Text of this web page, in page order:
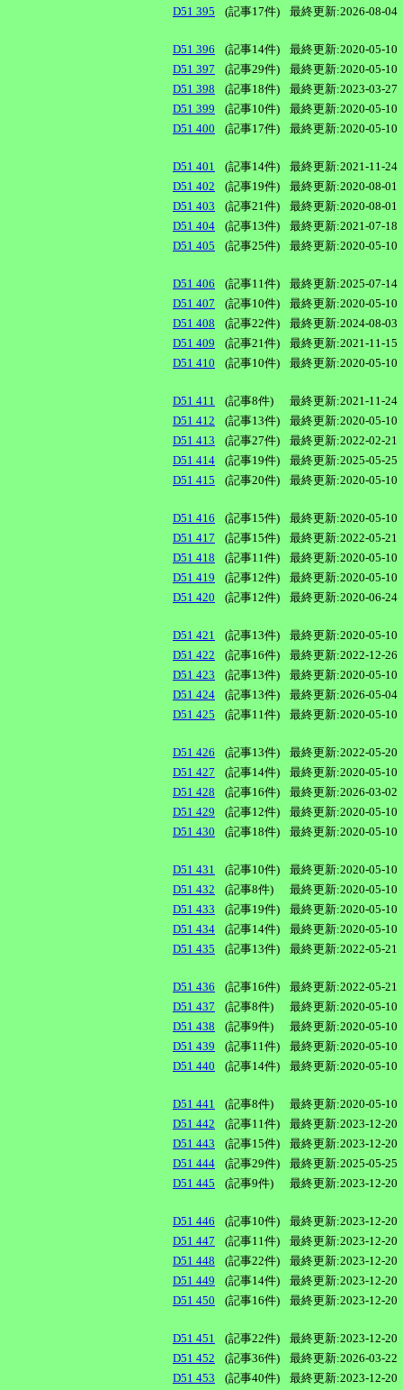
D51 395 (記事17件) 最終更新:2026-08-04
D51 396 (記事14件)
最終更新:2020-05-10
D51 397
(記事29件)
最終更新:2020-05-10
D51 398
(記事18件)
最終更新:2023-03-27
D51 399
(記事10件)
最終更新:2020-05-10
D51 400
(記事17件) 最終更新:2020-05-10
D51 401 (記事14件)
最終更新:2021-11-24
D51 402
(記事19件)
最終更新:2020-08-01
D51 403
(記事21件)
最終更新:2020-08-01
D51 404
(記事13件)
最終更新:2021-07-18
D51 405
(記事25件) 最終更新:2020-05-10
D51 406 (記事11件)
最終更新:2025-07-14
D51 407
(記事10件)
最終更新:2020-05-10
D51 408
(記事22件)
最終更新:2024-08-03
D51 409
(記事21件)
最終更新:2021-11-15
D51 410
(記事10件) 最終更新:2020-05-10
D51 411 (記事8件)
最終更新:2021-11-24
D51 412
(記事13件)
最終更新:2020-05-10
D51 413
(記事27件)
最終更新:2022-02-21
D51 414
(記事19件)
最終更新:2025-05-25
D51 415
(記事20件) 最終更新:2020-05-10
D51 416 (記事15件)
最終更新:2020-05-10
D51 417
(記事15件)
最終更新:2022-05-21
D51 418
(記事11件)
最終更新:2020-05-10
D51 419
(記事12件)
最終更新:2020-05-10
D51 420
(記事12件) 最終更新:2020-06-24
D51 421 (記事13件)
最終更新:2020-05-10
D51 422
(記事16件)
最終更新:2022-12-26
D51 423
(記事13件)
最終更新:2020-05-10
D51 424
(記事13件)
最終更新:2026-05-04
D51 425
(記事11件) 最終更新:2020-05-10
D51 426 (記事13件)
最終更新:2022-05-20
D51 427
(記事14件)
最終更新:2020-05-10
D51 428
(記事16件)
最終更新:2026-03-02
D51 429
(記事12件)
最終更新:2020-05-10
D51 430
(記事18件) 最終更新:2020-05-10
D51 431 (記事10件)
最終更新:2020-05-10
D51 432
(記事8件)
最終更新:2020-05-10
D51 433
(記事19件)
最終更新:2020-05-10
D51 434
(記事14件)
最終更新:2020-05-10
D51 435
(記事13件) 最終更新:2022-05-21
D51 436 (記事16件)
最終更新:2022-05-21
D51 437
(記事8件)
最終更新:2020-05-10
D51 438
(記事9件)
最終更新:2020-05-10
D51 439
(記事11件)
最終更新:2020-05-10
D51 440
(記事14件) 最終更新:2020-05-10
D51 441 (記事8件)
最終更新:2020-05-10
D51 442
(記事11件)
最終更新:2023-12-20
D51 443
(記事15件)
最終更新:2023-12-20
D51 444
(記事29件)
最終更新:2025-05-25
D51 445
(記事9件) 最終更新:2023-12-20
D51 446 (記事10件)
最終更新:2023-12-20
D51 447
(記事11件)
最終更新:2023-12-20
D51 448
(記事22件)
最終更新:2023-12-20
D51 449
(記事14件)
最終更新:2023-12-20
D51 450
(記事16件) 最終更新:2023-12-20
D51 451 (記事22件)
最終更新:2023-12-20
D51 452
(記事36件)
最終更新:2026-03-22
D51 453
(記事40件)
最終更新:2023-12-20